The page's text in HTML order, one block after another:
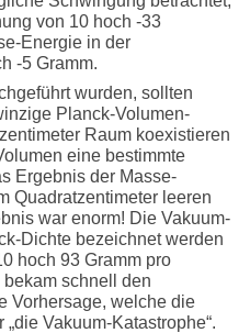
von 10 hoch -33
Energie in der
-5 Gramm.
wurden, sollten
Planck-Volumen-
Raum koexistieren
eine bestimmte
Ergebnis der Masse-
Quadratzentimeter leeren
war enorm! Die Vakuum-
Dichte bezeichnet werden
hoch 93 Gramm pro
schnell den
Vorhersage, welche die
Vakuum-Katastrophe“.